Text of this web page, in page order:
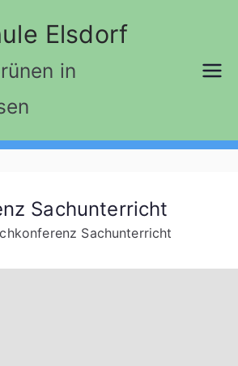
Elsdorf
in
Sachunterricht
Sachunterricht